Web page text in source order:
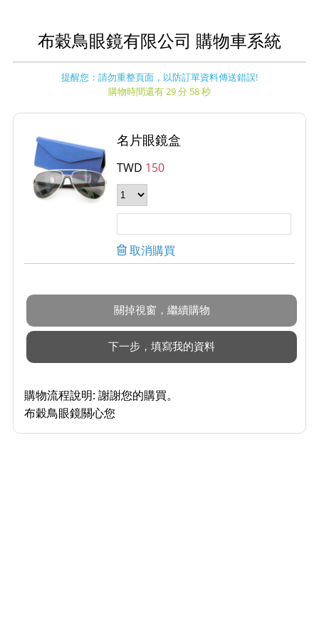
布穀鳥眼鏡有限公司 購物車系統
提醒您：請勿重整頁面，以防訂單資料傳送錯誤!
購物時間還有 29 分 58 秒
名片眼鏡盒
TWD 150
取消購買
購物流程說明: 謝謝您的購買。
布穀鳥眼鏡關心您